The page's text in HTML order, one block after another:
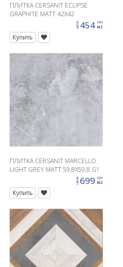
ПЛИТКА CERSANIT ECLIPSE
GRAPHITE MATT 42X42
цена 454 грн
м2
Купить
ПЛИТКА CERSANIT MARCELLO
LIGHT GREY MATT 59,8X59,8 G1
цена 699 грн
м2
Купить